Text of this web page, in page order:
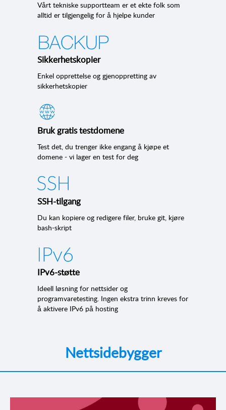
Vårt tekniske supportteam er et ekte folk som
alltid er tilgjengelig for å hjelpe kunder
Sikkerhetskopier
Enkel opprettelse og gjenoppretting av
sikkerhetskopier
Bruk gratis testdomene
Test det, du trenger ikke engang å kjøpe et
domene - vi lager en test for deg
SSH-tilgang
Du kan kopiere og redigere filer, bruke git, kjøre
bash-skript
IPv6-støtte
Ideell løsning for nettsider og
programvaretesting. Ingen ekstra trinn kreves for
å aktivere IPv6 på hosting
Nettsidebygger